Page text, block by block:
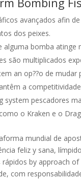
avançados afin
dos peixes.
alguma bomba
são multiplicados
an op??o de
a
system pescadores
o Kraken e o
mundial de
feliz y sana,
by approach
com